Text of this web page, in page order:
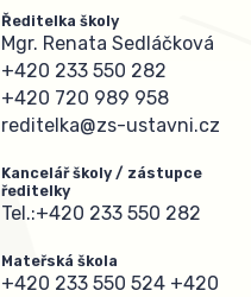
Ředitelka školy
Mgr. Renata Sedláčková
+420 233 550 282
+420 720 989 958
reditelka@zs-ustavni.cz
Kancelář školy / zástupce
ředitelky
Tel.:+420 233 550 282
Mateřská škola
+420 233 550 524 +420